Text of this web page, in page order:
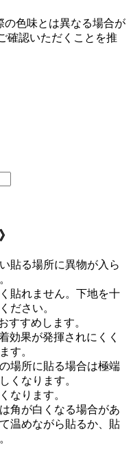
の色味とは異なる場合が
確認いただくことを推
貼る場所に異物が入ら
貼れません。下地を十
ださい。
すめします。
効果が発揮されにくく
す。
場所に貼る場合は極端
くなります。
なります。
角が白くなる場合があ
温めながら貼るか、貼